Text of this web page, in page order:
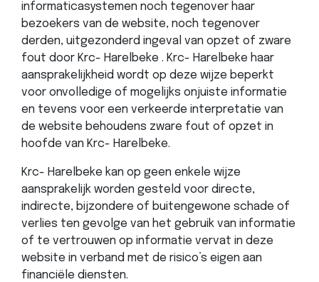
informaticasystemen noch tegenover haar
bezoekers van de website, noch tegenover
derden, uitgezonderd ingeval van opzet of zware
fout door Krc- Harelbeke . Krc- Harelbeke haar
aansprakelijkheid wordt op deze wijze beperkt
voor onvolledige of mogelijks onjuiste informatie
en tevens voor een verkeerde interpretatie van
de website behoudens zware fout of opzet in
hoofde van Krc- Harelbeke.
Krc- Harelbeke kan op geen enkele wijze
aansprakelijk worden gesteld voor directe,
indirecte, bijzondere of buitengewone schade of
verlies ten gevolge van het gebruik van informatie
of te vertrouwen op informatie vervat in deze
website in verband met de risico’s eigen aan
financiële diensten.